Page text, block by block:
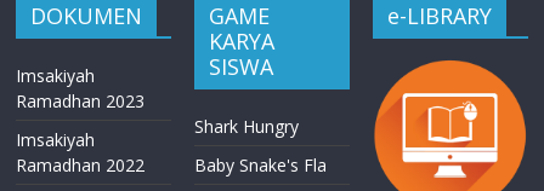
DOKUMEN
Imsakiyah
Ramadhan 2023
Imsakiyah
Ramadhan 2022
GAME
KARYA
SISWA
Shark Hungry
Baby Snake's Fla
e-LIBRARY